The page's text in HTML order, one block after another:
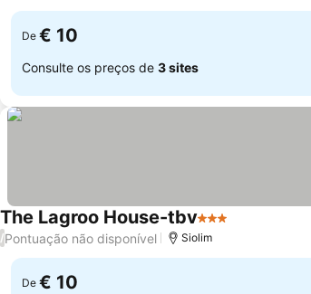
De € 10
Consulte os preços de 3 sites
The Lagroo House-tbv3 Estrelas
/Pontuação não disponível Siolim
De € 10